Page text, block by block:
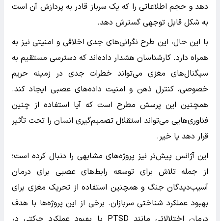
دهد و حجم اطلاعاتی را که یک سرباز قادر به پردازش آن است
به شکل قابل توجهی گسترش دهد.
با این حال، این طرح نگرانی‌های جدی اخلاقی و امنیتی نیز به
همراه دارد. کارشناسان هشدار داده‌اند که دسترسی مستقیم به
سیگنال‌های مغزی می‌تواند خطرات جدی در زمینه حریم
خصوصی، کنترل ذهن و امنیت داده‌های عصبی ایجاد کند.
همچنین این پرسش مطرح است که آیا استفاده از چنین
فناوری‌هایی می‌تواند استقلال تصمیم‌گیری انسان را تحت تأثیر
قرار دهد یا خیر.
این آژانس پیش‌تر نیز پروژه‌های مشابهی را دنبال کرده است؛
از جمله تلاش برای توسعه رابط‌های عصبی برای درمان
آسیب‌دیدگان جنگ و همچنین استفاده از تحریک مغزی برای
بهبود عملکرد شناختی سربازان. برخی از این پروژه‌ها با هدف